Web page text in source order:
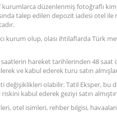
kurumlarca düzenlenmiş fotoğraflı
talep edilen depozit iadesi otel
kurum olup, olası ihtilaflarda Türk
hareket tarihlerinden 48
ve kabul ederek turu satın
değişiklikleri olabilir. Tatil Eksper, bu
kabul ederek geziyi satın
otel isimleri, rehber bilgisi,